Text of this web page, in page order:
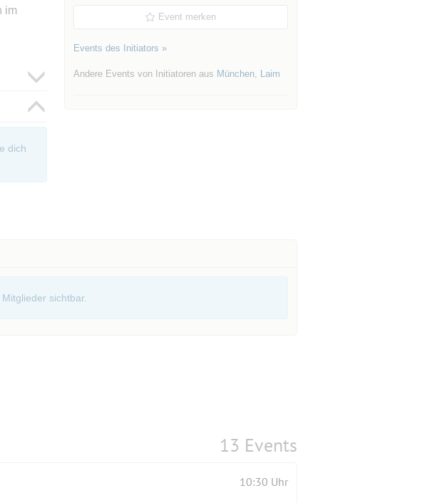
im
dich
Event merken
Events des Initiators »
Andere Events von Initiatoren aus München, Laim
sichtbar.
13 Events
10:30 Uhr